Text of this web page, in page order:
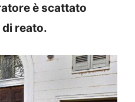
è scattato
di reato.